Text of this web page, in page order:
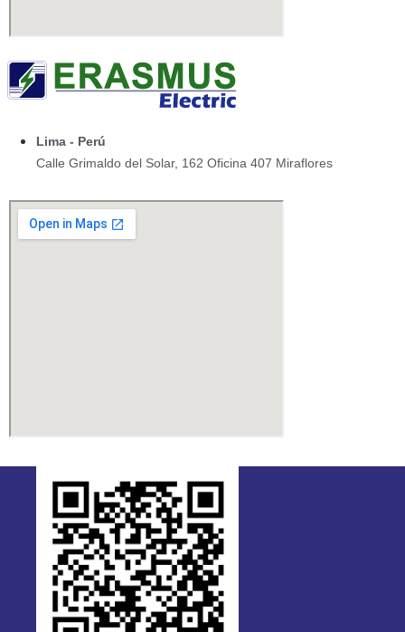
Lima - Perú
Calle Grimaldo del Solar, 162 Oficina 407 Miraflores